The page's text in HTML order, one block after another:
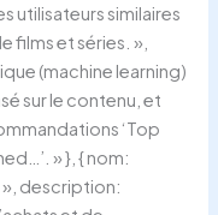
utilisateurs similaires
films et séries. »,
(machine learning)
sur le contenu, et
‘Top
» }, { nom:
description: